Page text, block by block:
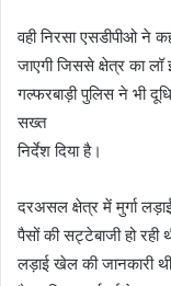
वही निरसा एसडीपीओ ने
जाएगी जिससे क्षेत्र का
गल्फरबाड़ी पुलिस ने भी
सख्त
निर्देश दिया है।
दरअसल क्षेत्र में मुर्गा
पैसों की सट्टेबाजी हो
लड़ाई खेल की जानकारी